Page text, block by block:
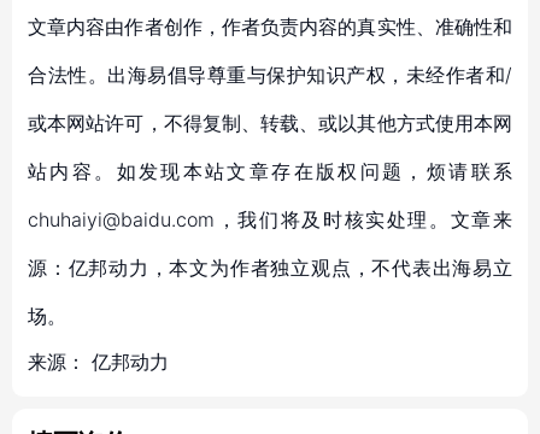
文章内容由作者创作，作者负责内容的真实性、准确性和
合法性。出海易倡导尊重与保护知识产权，未经作者和/
或本网站许可，不得复制、转载、或以其他方式使用本网
站内容。如发现本站文章存在版权问题，烦请联系
chuhaiyi@baidu.com，我们将及时核实处理。文章来
源：亿邦动力，本文为作者独立观点，不代表出海易立
场。
来源： 亿邦动力